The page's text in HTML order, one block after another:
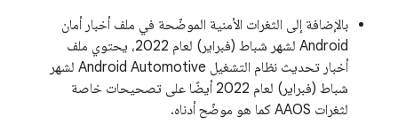
بالإضافة إلى الثغرات الأمنية الموضّحة في ملف أخبار أمان
Android لشهر شباط (فبراير) لعام 2022، يحتوي ملف
أخبار تحديث نظام التشغيل Android Automotive لشهر
شباط (فبراير) لعام 2022 أيضًا على تصحيحات خاصة
لثغرات AAOS كما هو موضّح أدناه.